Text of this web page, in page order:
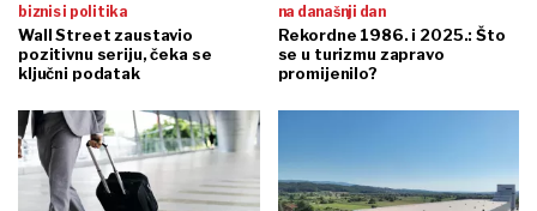
biznis i politika
Wall Street zaustavio
pozitivnu seriju, čeka se
ključni podatak
na današnji dan
Rekordne 1986. i 2025.: Što
se u turizmu zapravo
promijenilo?